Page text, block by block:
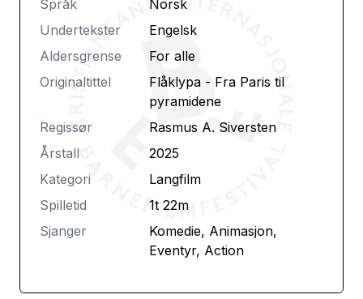
Språk
Norsk
Undertekster
Engelsk
Aldersgrense
For alle
Originaltittel
Flåklypa - Fra Paris til
pyramidene
Regissør
Rasmus A. Siversten
Årstall
2025
Kategori
Langfilm
Spilletid
1t 22m
Sjanger
Komedie, Animasjon,
Eventyr, Action